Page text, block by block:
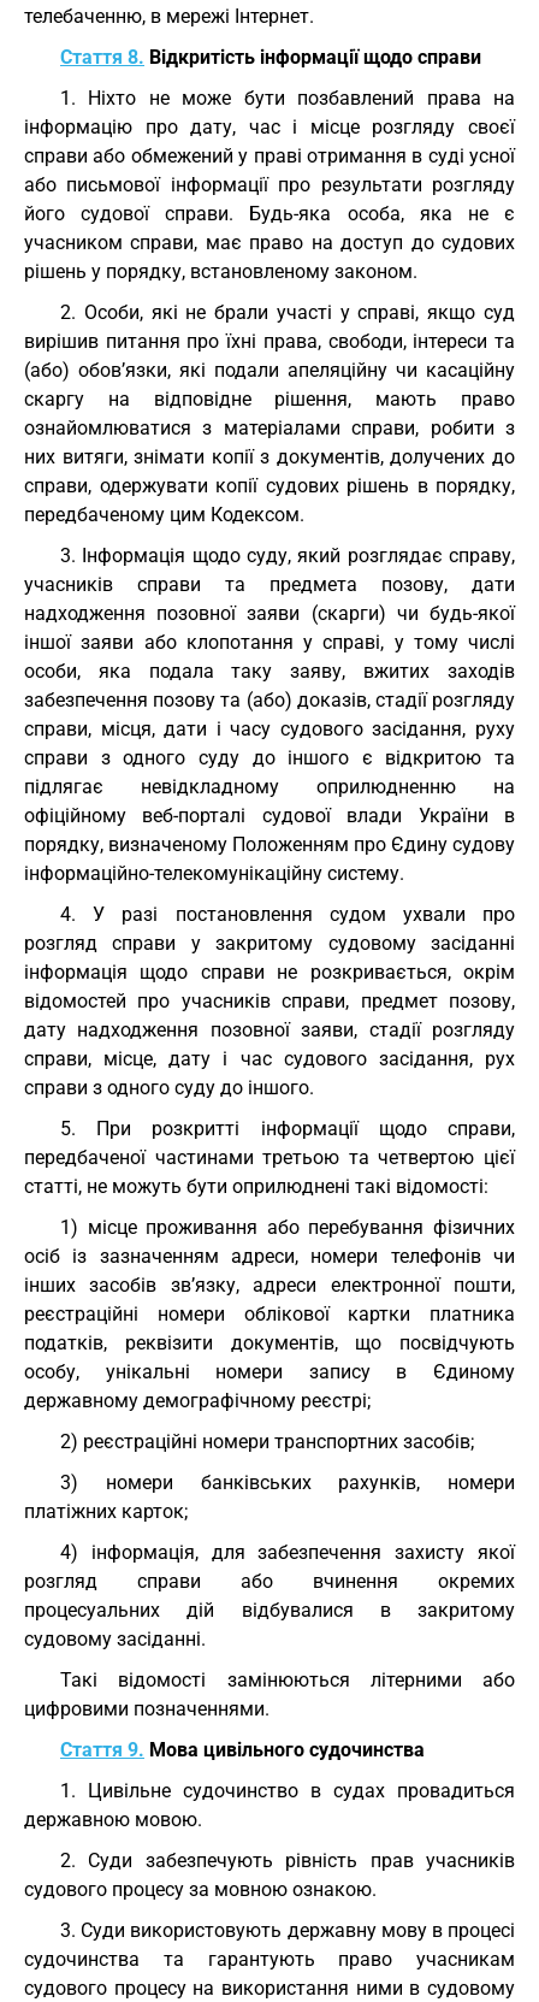
телебаченню, в мережі Інтернет.
Стаття 8. Відкритість інформації щодо справи
1. Ніхто не може бути позбавлений права на
інформацію про дату, час і місце розгляду своєї
справи або обмежений у праві отримання в суді усної
або письмової інформації про результати розгляду
його судової справи. Будь-яка особа, яка не є
учасником справи, має право на доступ до судових
рішень у порядку, встановленому законом.
2. Особи, які не брали участі у справі, якщо суд
вирішив питання про їхні права, свободи, інтереси та
(або) обов’язки, які подали апеляційну чи касаційну
скаргу на відповідне рішення, мають право
ознайомлюватися з матеріалами справи, робити з
них витяги, знімати копії з документів, долучених до
справи, одержувати копії судових рішень в порядку,
передбаченому цим Кодексом.
3. Інформація щодо суду, який розглядає справу,
учасників справи та предмета позову, дати
надходження позовної заяви (скарги) чи будь-якої
іншої заяви або клопотання у справі, у тому числі
особи, яка подала таку заяву, вжитих заходів
забезпечення позову та (або) доказів, стадії розгляду
справи, місця, дати і часу судового засідання, руху
справи з одного суду до іншого є відкритою та
підлягає невідкладному оприлюдненню на
офіційному веб-порталі судової влади України в
порядку, визначеному Положенням про Єдину судову
інформаційно-телекомунікаційну систему.
4. У разі постановлення судом ухвали про
розгляд справи у закритому судовому засіданні
інформація щодо справи не розкривається, окрім
відомостей про учасників справи, предмет позову,
дату надходження позовної заяви, стадії розгляду
справи, місце, дату і час судового засідання, рух
справи з одного суду до іншого.
5. При розкритті інформації щодо справи,
передбаченої частинами третьою та четвертою цієї
статті, не можуть бути оприлюднені такі відомості:
1) місце проживання або перебування фізичних
осіб із зазначенням адреси, номери телефонів чи
інших засобів зв’язку, адреси електронної пошти,
реєстраційні номери облікової картки платника
податків, реквізити документів, що посвідчують
особу, унікальні номери запису в Єдиному
державному демографічному реєстрі;
2) реєстраційні номери транспортних засобів;
3) номери банківських рахунків, номери
платіжних карток;
4) інформація, для забезпечення захисту якої
розгляд справи або вчинення окремих
процесуальних дій відбувалися в закритому
судовому засіданні.
Такі відомості замінюються літерними або
цифровими позначеннями.
Стаття 9. Мова цивільного судочинства
1. Цивільне судочинство в судах провадиться
державною мовою.
2. Суди забезпечують рівність прав учасників
судового процесу за мовною ознакою.
3. Суди використовують державну мову в процесі
судочинства та гарантують право учасникам
судового процесу на використання ними в судовому